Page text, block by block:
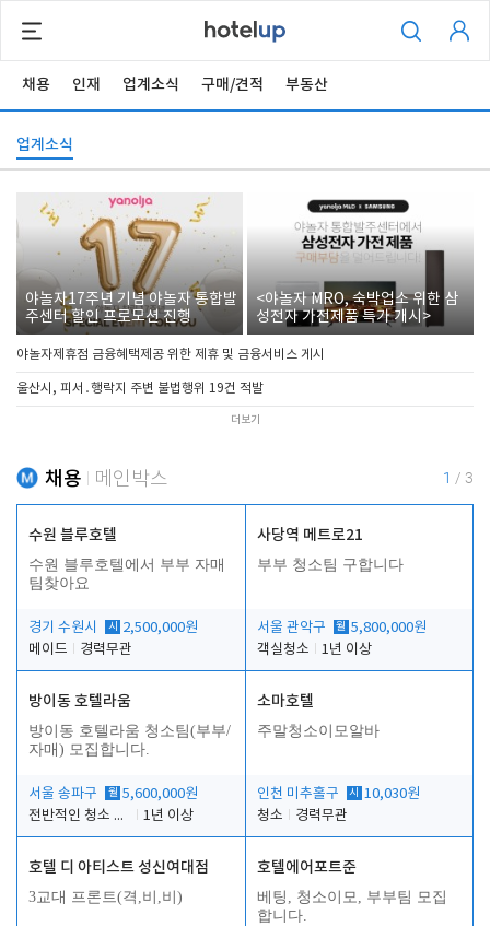
채용 인재 업계소식 구매/견적 부동산
업계소식
야놀자17주년 기념 야놀자 통합발
주센터 할인 프로모션 진행
<야놀자 MRO, 숙박업소 위한 삼
성전자 가전제품 특가 개시>
야놀자제휴점 금융혜택제공 위한 제휴 및 금융서비스 게시
울산시, 피서․행락지 주변 불법행위 19건 적발
더보기
채용 메인박스 1 / 3
수원 블루호텔
수원 블루호텔에서 부부 자매
팀찾아요
경기 수원시 시
2,500,000원
메이드
경력무관
사당역 메트로21
부부 청소팀 구합니다
서울 관악구 월 5,800,000원
객실청소
1년 이상
방이동 호텔라움
방이동 호텔라움 청소팀(부부/
자매) 모집합니다.
서울 송파구 월 5,600,000원
전반적인 청소 업무(객실청소.객실정리)
1년 이상
소마호텔
주말청소이모알바
인천 미추홀구 시
10,030원
청소
경력무관
호텔 디 아티스트 성신여대점
3교대 프론트(격,비,비)
호텔에어포트준
베팅, 청소이모, 부부팀 모집
합니다.